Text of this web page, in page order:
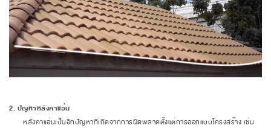
2. ปัญหาหลังคาแอ่น
หลังคาแอ่นเป็นอีกปัญหาที่เกิดจากการผิดพลาดตั้งแต่การออกแบบโครงสร้าง เช่น